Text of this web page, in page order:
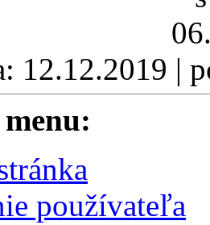
12.12.2019 |
menu:
používateľa